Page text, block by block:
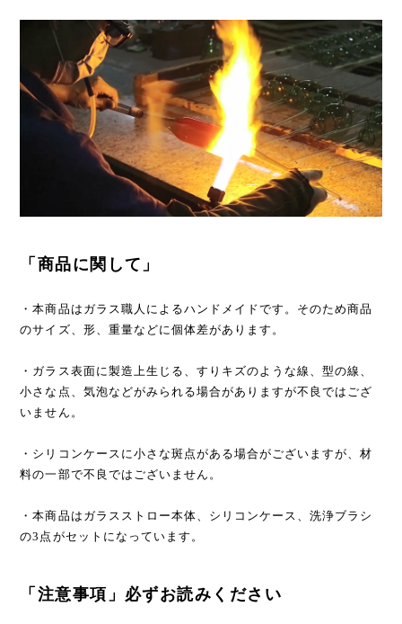
「商品に関して」
・本商品はガラス職人によるハンドメイドです。そのため商品
のサイズ、形、重量などに個体差があります。
・ガラス表面に製造上生じる、すりキズのような線、型の線、
小さな点、気泡などがみられる場合がありますが不良ではござ
いません。
・シリコンケースに小さな斑点がある場合がございますが、材
料の一部で不良ではございません。
・本商品はガラスストロー本体、シリコンケース、洗浄ブラシ
の3点がセットになっています。
「注意事項」必ずお読みください